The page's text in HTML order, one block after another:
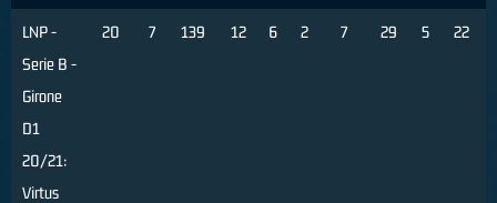
LNP -
Serie B -
Girone
D1
20/21:
Virtus
20 7 139 12 6 2 7 29 5 22